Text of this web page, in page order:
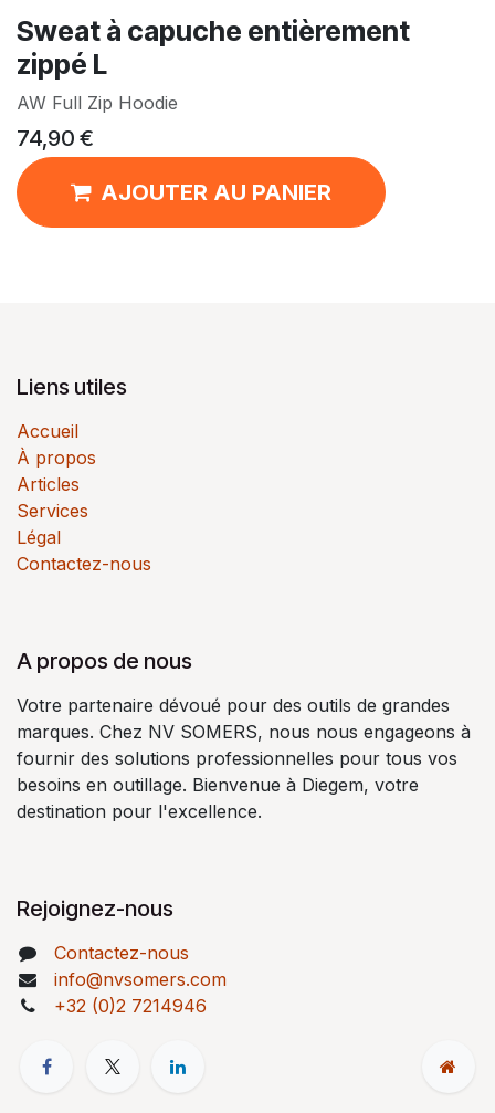
Sweat à capuche entièrement
zippé L
AW Full Zip Hoodie
74,90 €
AJOUTER AU PANIER
Liens utiles
Accueil
À propos
Articles
Services
Légal
Contactez-nous
A propos de nous
Votre partenaire dévoué pour des outils de grandes
marques. Chez NV SOMERS, nous nous engageons à
fournir des solutions professionnelles pour tous vos
besoins en outillage. Bienvenue à Diegem, votre
destination pour l'excellence.
Rejoignez-nous
Contactez-nous
info@nvsomers.com
+32 (0)2 7214946